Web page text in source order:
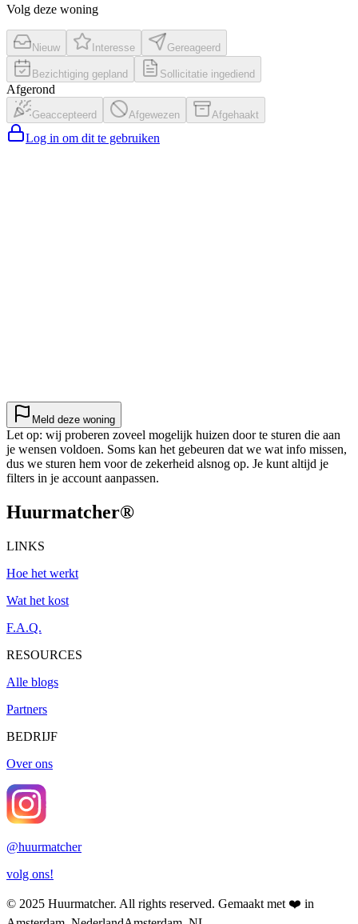
Volg deze woning
Nieuw Interesse Gereageerd
Bezichtiging gepland Sollicitatie ingediend
Afgerond
Geaccepteerd Afgewezen Afgehaakt
Log in om dit te gebruiken
Meld deze woning
Let op: wij proberen zoveel mogelijk huizen door te sturen die aan
je wensen voldoen. Soms kan het gebeuren dat we wat info missen,
dus we sturen hem voor de zekerheid alsnog op. Je kunt altijd je
filters in je account aanpassen.
Huurmatcher®
LINKS
Hoe het werkt
Wat het kost
F.A.Q.
RESOURCES
Alle blogs
Partners
BEDRIJF
Over ons
@huurmatcher
volg ons!
© 2025 Huurmatcher. All rights reserved. Gemaakt met ❤️ in